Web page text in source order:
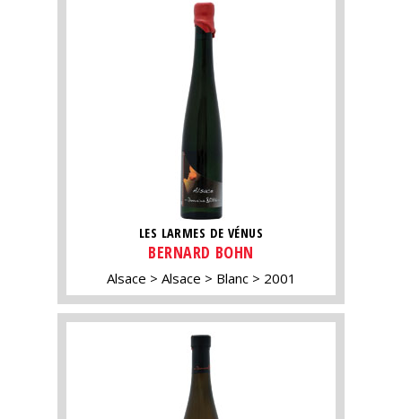
LES LARMES DE VÉNUS
BERNARD BOHN
Alsace Alsace Blanc 2001